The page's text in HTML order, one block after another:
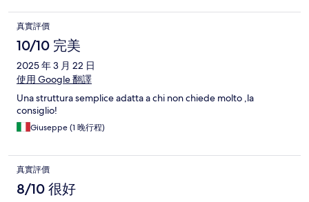
真實評價
10/10 完美
2025 年 3 月 22 日
使用 Google 翻譯
Una struttura semplice adatta a chi non chiede molto ,la
consiglio!
Giuseppe (1 晚行程)
真實評價
8/10 很好